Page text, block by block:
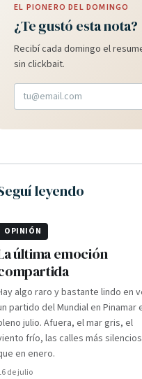
EL PIONERO DEL DOMINGO
¿Te gustó esta nota?
Recibí cada domingo el
sin clickbait.
leyendo
OPINIÓN
última emoción
algo raro y bastante lindo en
partido del Mundial en Pinamar
julio. Afuera, el mar gris, el
frío, las calles más
en enero.
de julio